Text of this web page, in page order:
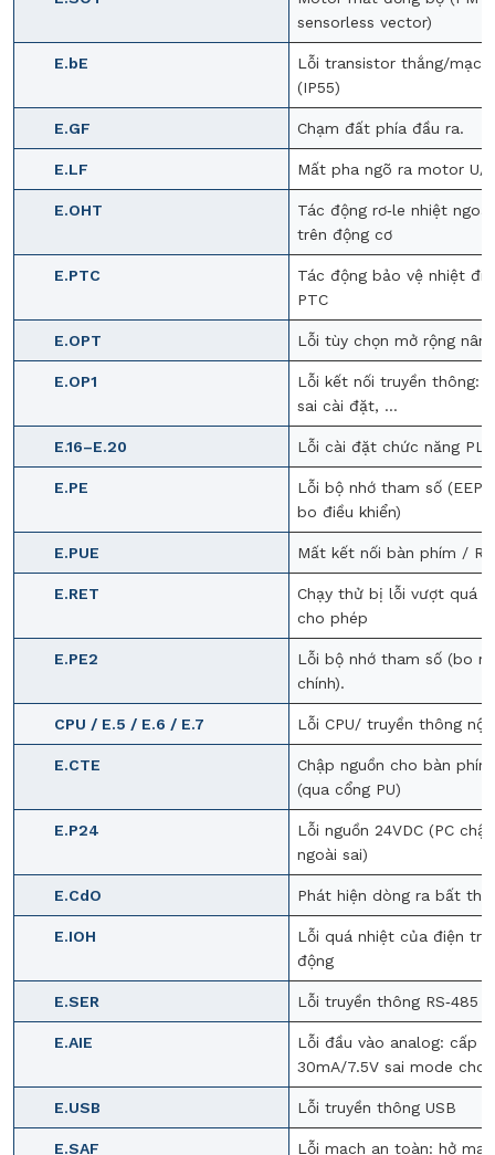
sensorless vector)
E.bE
Lỗi transistor thắng/mạch
(IP55)
E.GF Chạm đất phía đầu ra.
E.LF Mất pha ngõ ra motor U/
E.OHT
Tác động rơ‑le nhiệt
trên động cơ
E.PTC
Tác động bảo vệ nhiệt
PTC
E.OPT Lỗi tùy chọn mở rộng
E.OP1
Lỗi kết nối truyền thông:
sai cài đặt, …
E.16–E.20 Lỗi cài đặt chức năng PLC
E.PE
Lỗi bộ nhớ tham số
bo điều khiển)
E.PUE Mất kết nối bàn phím /
E.RET
Chạy thử bị lỗi vượt quá
cho phép
E.PE2
Lỗi bộ nhớ tham số (bo
chính).
CPU / E.5 / E.6 / E.7 Lỗi CPU/ truyền thông nội
E.CTE
Chập nguồn cho bàn
(qua cổng PU)
E.P24
Lỗi nguồn 24VDC (PC
ngoài sai)
E.CdO Phát hiện dòng ra bất
E.IOH
Lỗi quá nhiệt của điện trở
động
E.SER Lỗi truyền thông RS‑485
E.AIE
Lỗi đầu vào analog: cấp
30mA/7.5V sai mode cho
E.USB Lỗi truyền thông USB
E.SAF Lỗi mạch an toàn: hở